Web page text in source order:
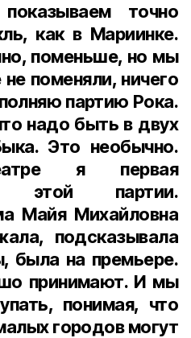
точно
как в Мариинке.
поменьше, но мы
поменяли, ничего
партию Рока.
надо быть в двух
Это необычно.
я первая
этой партии.
Майя Михайловна
подсказывала
была на премьере.
принимают. И мы
понимая, что
городов могут